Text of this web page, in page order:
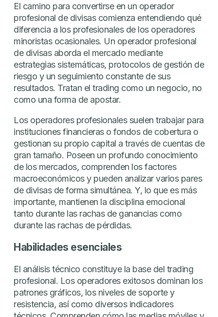
El camino para convertirse en un operador
profesional de divisas comienza entendiendo qué
diferencia a los profesionales de los operadores
minoristas ocasionales. Un operador profesional
de divisas aborda el mercado mediante
estrategias sistemáticas, protocolos de gestión de
riesgo y un seguimiento constante de sus
resultados. Tratan el trading como un negocio, no
como una forma de apostar.
Los operadores profesionales suelen trabajar para
instituciones financieras o fondos de cobertura o
gestionan su propio capital a través de cuentas de
gran tamaño. Poseen un profundo conocimiento
de los mercados, comprenden los factores
macroeconómicos y pueden analizar varios pares
de divisas de forma simultánea. Y, lo que es más
importante, mantienen la disciplina emocional
tanto durante las rachas de ganancias como
durante las rachas de pérdidas.
Habilidades esenciales
El análisis técnico constituye la base del trading
profesional. Los operadores exitosos dominan los
patrones gráficos, los niveles de soporte y
resistencia, así como diversos indicadores